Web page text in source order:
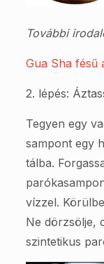
További
Gua Sha fésű
2. lépés:
Tegyen egy
sampont egy
tálba.
vízzel.
Ne dörzsölje,
szintetikus